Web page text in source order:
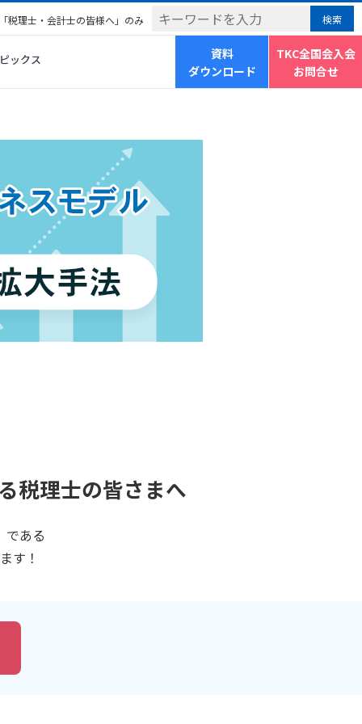
税理士・会計士の皆様へ」のみ
ックス
資料
ダウンロード
TKC全国会入会
お問合せ
税理士の皆さまへ
である
す！